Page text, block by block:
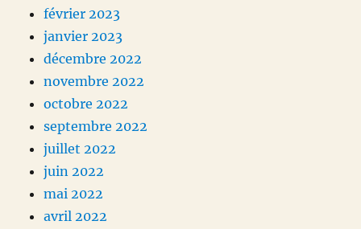
février 2023
janvier 2023
décembre 2022
novembre 2022
octobre 2022
septembre 2022
juillet 2022
juin 2022
mai 2022
avril 2022